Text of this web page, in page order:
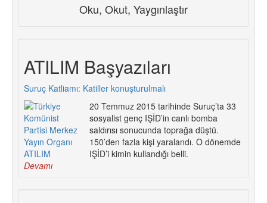
Oku, Okut, Yaygınlaştır
ATILIM Başyazıları
Suruç Katliamı: Katiller konuşturulmalı
20 Temmuz 2015 tarihinde Suruç’ta 33
sosyalist genç IŞİD’in canlı bomba
saldırısı sonucunda toprağa düştü.
150’den fazla kişi yaralandı. O dönemde
IŞİD’i kimin kullandığı belli.
Devamı